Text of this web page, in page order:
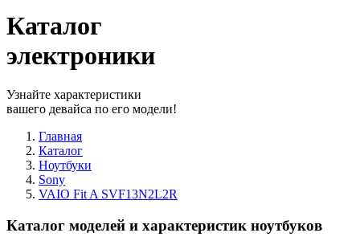
Каталог
электроники
Узнайте характеристики
вашего девайса по его модели!
Главная
Каталог
Ноутбуки
Sony
VAIO Fit A SVF13N2L2R
Каталог моделей и характеристик ноутбуков